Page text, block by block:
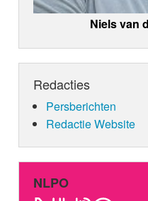
Niels van
Redacties
Persberichten
Redactie Website
NLPO